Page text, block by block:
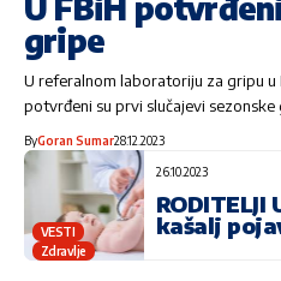
gripe
U referalnom laboratoriju za gripu u
potvrđeni su prvi slučajevi sezonske
ByGoran Sumar28.12.2023
26.10.2023
RODITELJI
kašalj
VESTI
Zdravlje